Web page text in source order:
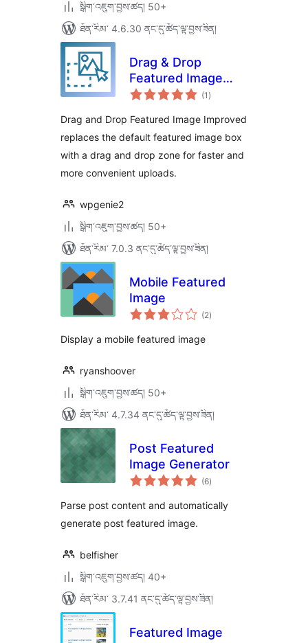
སྒྲིག་འཇུག་བྱས་ཚད། 50+
ཐོན་རིམ་ 4.6.30 ནང་དུ་ཚོད་ལྟ་བྱས་ཟིན།
Drag & Drop
Featured Image
Improved
(1 གདེང་
འཇོག་
ཚང་།
)
Drag and Drop Featured Image Improved
replaces the default featured image box
with a drag and drop zone for faster and
more convenient uploads.
wpgenie2
སྒྲིག་འཇུག་བྱས་ཚད། 50+
ཐོན་རིམ་ 7.0.3 ནང་དུ་ཚོད་ལྟ་བྱས་ཟིན།
Mobile Featured
Image
(2གདེང་
འཇོག་
)
Display a mobile featured image
ryanshoover
སྒྲིག་འཇུག་བྱས་ཚད། 50+
ཐོན་རིམ་ 4.7.34 ནང་དུ་ཚོད་ལྟ་བྱས་ཟིན།
Post Featured
Image Generator
(6གདེང་
འཇོག་
ཚང་།
)
Parse post content and automatically
generate post featured image.
belfisher
སྒྲིག་འཇུག་བྱས་ཚད། 40+
ཐོན་རིམ་ 3.7.41 ནང་དུ་ཚོད་ལྟ་བྱས་ཟིན།
Featured Image